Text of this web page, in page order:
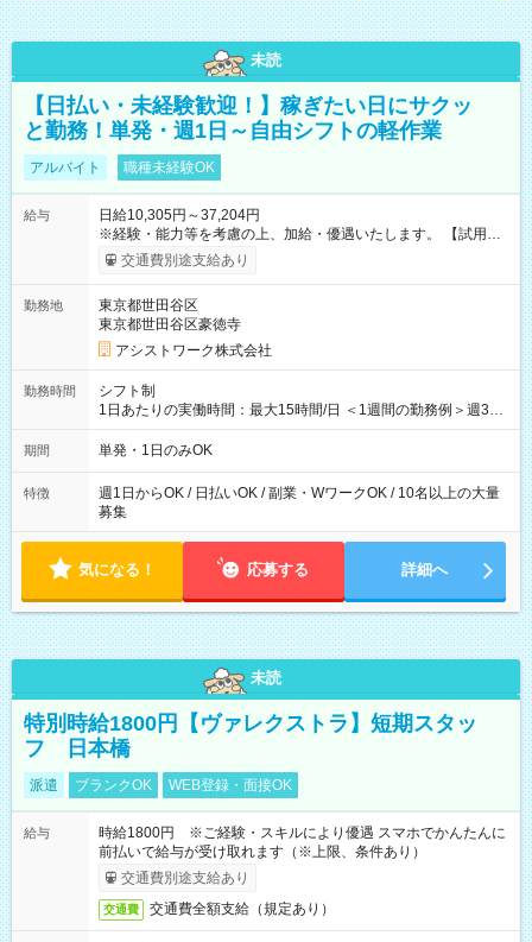
未読
【日払い・未経験歓迎！】稼ぎたい日にサクッ
と勤務！単発・週1日～自由シフトの軽作業
アルバイト 職種未経験OK
給与
日給10,305円～37,204円
※経験・能力等を考慮の上、加給・優遇いたします。 【試用期
間】試用期間なし
交通費別途支給あり
勤務地
東京都世田谷区
東京都世田谷区豪徳寺
アシストワーク株式会社
勤務時間
シフト制
1日あたりの実働時間：最大15時間/日 ＜1週間の勤務例＞週3回
勤務 勤務：月・水・金 休み：火・木・土・日 好きな時にお仕事
可能です！ ※1日あたりの最大実働時間は日勤、夜勤共に勤務し
期間 単発・1日のみOK
特徴
週1日からOK / 日払いOK / 副業・WワークOK / 10名以上の大量
募集
気になる！ 応募する 詳細へ
未読
特別時給1800円【ヴァレクストラ】短期スタッ
フ 日本橋
派遣 ブランクOK WEB登録・面接OK
給与
時給1800円 ※ご経験・スキルにより優遇 スマホでかんたんに
前払いで給与が受け取れます（※上限、条件あり）
交通費別途支給あり
交通費 交通費全額支給（規定あり）